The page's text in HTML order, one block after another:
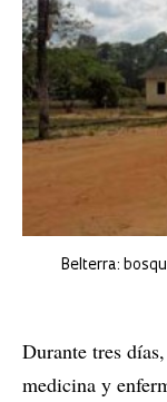
Belterra:
Durante tres
medicina y